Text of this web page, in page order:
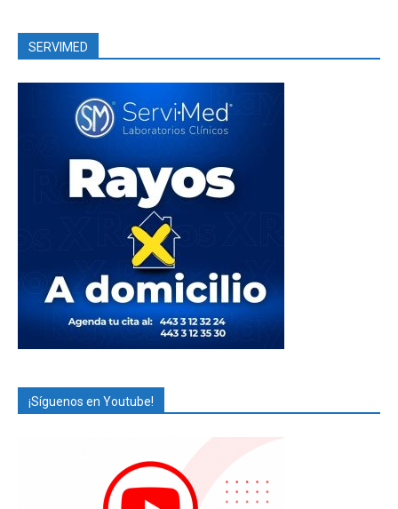
SERVIMED
¡Síguenos en Youtube!